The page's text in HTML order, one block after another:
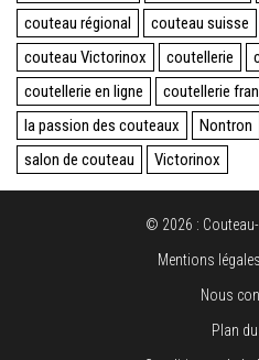
couteau régional
couteau suisse
couteau Victorinox
coutellerie
coutellerie en ligne
coutellerie
la passion des couteaux
Nontron
salon de couteau
Victorinox
© 2026 :
Mentions légales
Nous
Plan